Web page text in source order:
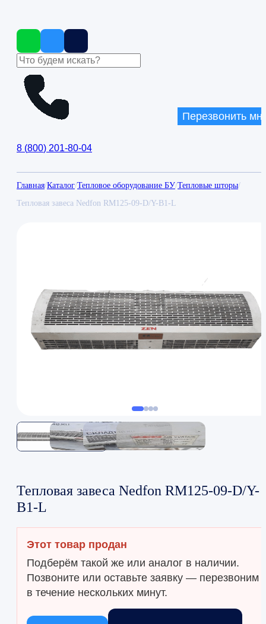
8 (800) 201-80-04
Перезвонить
Главная/Каталог/Тепловое оборудование БУ/Тепловые шторы/
Тепловая завеса Nedfon RM125-09-D/Y-B1-L
Тепловая завеса Nedfon RM125-09-D/Y-
B1-L
Этот товар продан
Подберём такой же или аналог в наличии.
Позвоните или оставьте заявку — перезвоним
в течение нескольких минут.